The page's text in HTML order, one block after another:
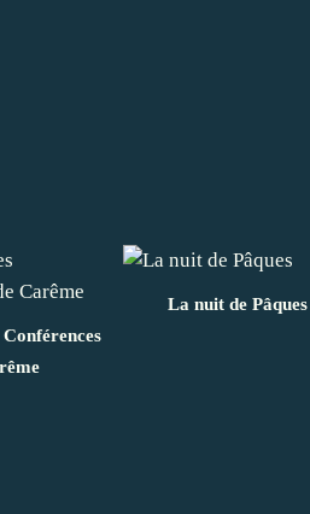
La nuit de Pâques